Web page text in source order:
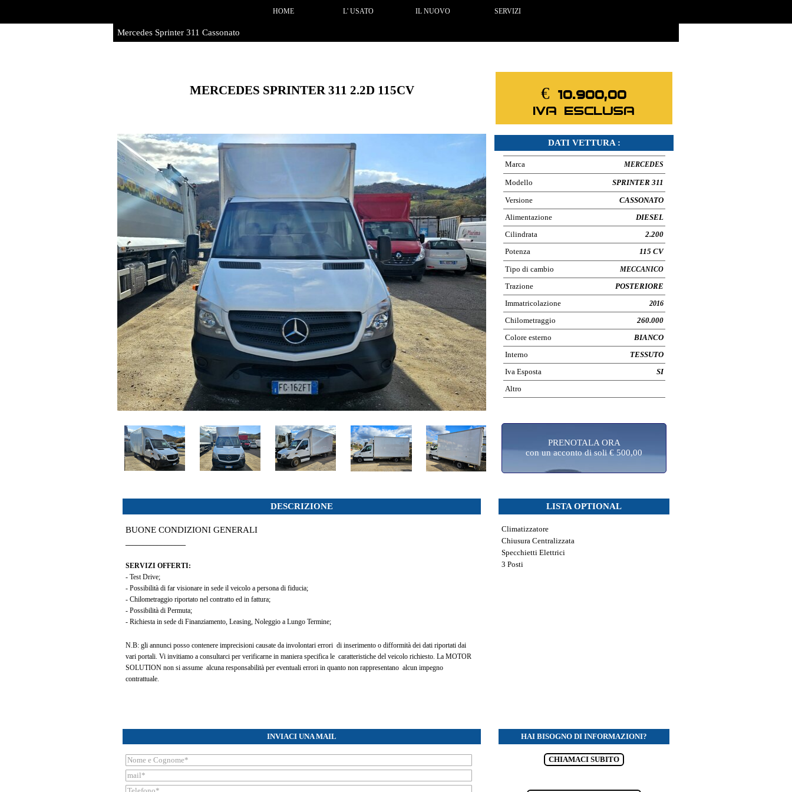
Salta menù
HOME L' USATO ▼
IL NUOVO ▼
SERVIZI
Mercedes Sprinter 311 Cassonato
MERCEDES SPRINTER 311 2.2D 115CV € 10.900,00
IVA ESCLUSA
< 2/8 >
DATI VETTURA :
Marca MERCEDES
Modello
SPRINTER 311
Versione
CASSONATO
Alimentazione
DIESEL
Cilindrata
2.200
Potenza
115 CV
Tipo di cambio
MECCANICO
Trazione
POSTERIORE
Immatricolazione
2016
Chilometraggio
260.000
Colore esterno
BIANCO
Interno
TESSUTO
Iva Esposta
SI
Altro
PRENOTALA ORA
con un acconto di soli € 500,00
LISTA OPTIONAL
Climatizzatore
Chiusura Centralizzata
Specchietti Elettrici
3 Posti
DESCRIZIONE
BUONE CONDIZIONI GENERALI
SERVIZI OFFERTI:
- Test Drive;
- Possibilità di far visionare in sede il veicolo a persona di fiducia;
- Chilometraggio riportato nel contratto ed in fattura;
- Possibilità di Permuta;
- Richiesta in sede di Finanziamento, Leasing, Noleggio a Lungo Termine;
N.B: gli annunci posso contenere imprecisioni causate da involontari errori di inserimento o difformità dei dati riportati dai
vari portali. Vi invitiamo a consultarci per verificarne in maniera specifica le caratteristiche del veicolo richiesto. La MOTOR
SOLUTION non si assume alcuna responsabilità per eventuali errori in quanto non rappresentano alcun impegno
contrattuale.
HAI BISOGNO DI INFORMAZIONI?
CHIAMACI SUBITO
INVIACI UNA MAIL